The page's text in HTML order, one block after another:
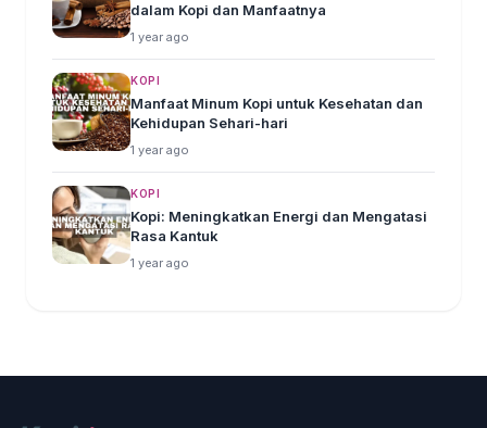
dalam Kopi dan Manfaatnya
1 year ago
KOPI
Manfaat Minum Kopi untuk Kesehatan dan
Kehidupan Sehari-hari
1 year ago
KOPI
Kopi: Meningkatkan Energi dan Mengatasi
Rasa Kantuk
1 year ago